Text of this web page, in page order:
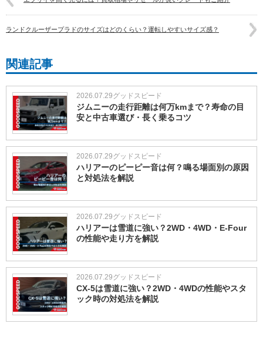
ランドクルーザープラドのサイズはどのくらい？運転しやすいサイズ感？
関連記事
2026.07.29グッドスピード
ジムニーの走行距離は何万kmまで？寿命の目
安と中古車選び・長く乗るコツ
2026.07.29グッドスピード
ハリアーのピーピー音は何？鳴る場面別の原因
と対処法を解説
2026.07.29グッドスピード
ハリアーは雪道に強い？2WD・4WD・E-Four
の性能や走り方を解説
2026.07.29グッドスピード
CX-5は雪道に強い？2WD・4WDの性能やスタ
ック時の対処法を解説